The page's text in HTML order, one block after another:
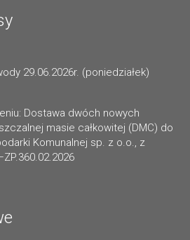
29.06.2026r. (poniedziałek)
Dostawa dwóch nowych
masie całkowitej (DMC) do
Komunalnej sp. z o.o., z